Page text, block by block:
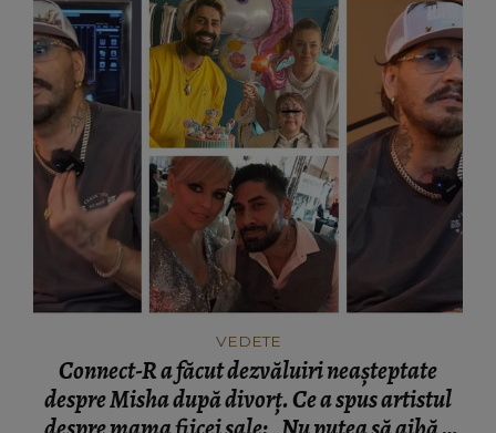
VEDETE
Connect-R a făcut dezvăluiri neașteptate
despre Misha după divorț. Ce a spus artistul